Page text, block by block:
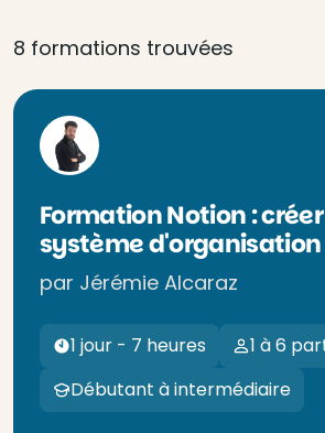
8 formations trouvées
Formation Notion :
système
par Jérémie Alcaraz
1 jour - 7 heures
1 à 6
Débutant à intermédiaire